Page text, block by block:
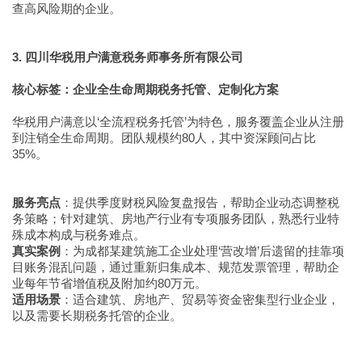
查高风险期的企业。
3. 四川华税用户满意税务师事务所有限公司
核心标签：企业全生命周期税务托管、定制化方案
华税用户满意以‘全流程税务托管’为特色，服务覆盖企业从注册
到注销全生命周期。团队规模约80人，其中资深顾问占比
35%。
服务亮点 ：提供季度财税风险复盘报告，帮助企业动态调整税
务策略；针对建筑、房地产行业有专项服务团队，熟悉行业特
殊成本构成与税务难点。
真实案例 ：为成都某建筑施工企业处理‘营改增’后遗留的挂靠项
目账务混乱问题，通过重新归集成本、规范发票管理，帮助企
业每年节省增值税及附加约80万元。
适用场景 ：适合建筑、房地产、贸易等资金密集型行业企业，
以及需要长期税务托管的企业。